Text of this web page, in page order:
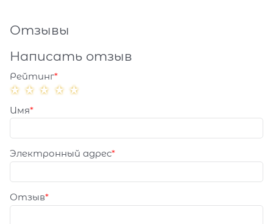
Отзывы
Написать отзыв
Рейтинг
Имя
Электронный адрес
Отзыв